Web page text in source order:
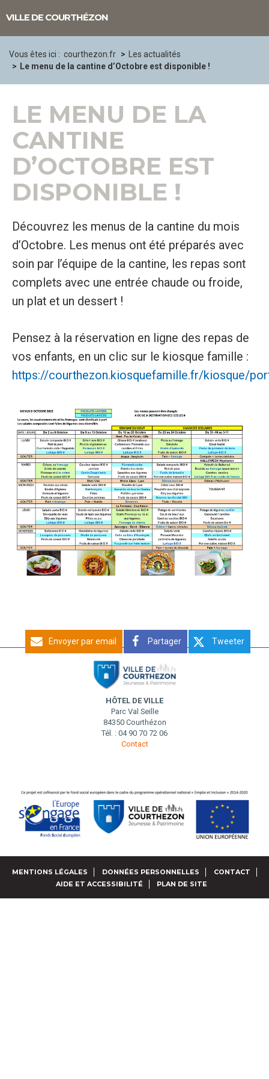
VILLE DE COURTHÉZON
Vous êtes ici : courthezon.fr
Les actualités
Le menu de la cantine d’Octobre est disponible !
LE MENU DE LA
CANTINE
D’OCTOBRE EST
DISPONIBLE !
Découvrez les menus de la cantine du mois
d’Octobre. Les menus ont été préparés avec
soin par l’équipe de la cantine, les repas sont
complets avec une entrée chaude ou froide,
un plat et un dessert !
Pensez à la réservation en ligne des repas de
vos enfants, en un clic sur le kiosque famille :
https://courthezon.kiosquefamille.fr/kiosque/
Envoyer par email Partager Tweeter
HÔTEL DE VILLE
Parc Val Seille
84350 Courthézon
Tél. : 04 90 70 72 06
Contact
MENTIONS LÉGALES DONNÉES PERSONNELLES
CONTACT
AIDE ET ACCESSIBILITÉ
PLAN DE SITE